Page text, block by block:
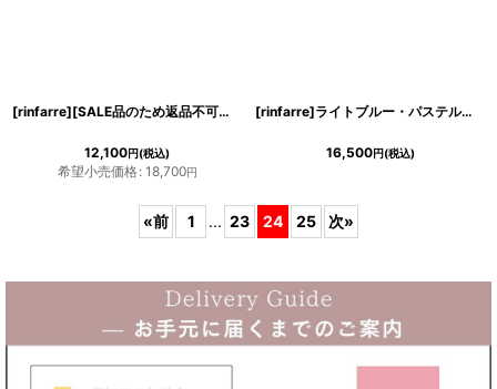
[rinfarre][SALE品のため返品不可＆再入荷なしの現品限り]プリーツ・ノースリーブ・ハイウエスト・ワイドパンツ・パンツドレス・セットアップ・スーツ[MIRIN着用]
12,100円(税込)
希望小売価格: 18,700円
[rinfarre]ライトブルー・パステル・スカーフ柄・リボンタイ・半袖ブラウス・Aライン・プリーツ・ミディアムスカート・セットアップ・ツーピース[山崎みどり着用][送料無料]
16,500円(税込)
«前 1 ... 23 24 25 次»